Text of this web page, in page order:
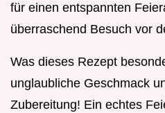
für einen entspannten
überraschend Besuch vor
Was dieses Rezept
unglaubliche Geschmack
Zubereitung! Ein echtes